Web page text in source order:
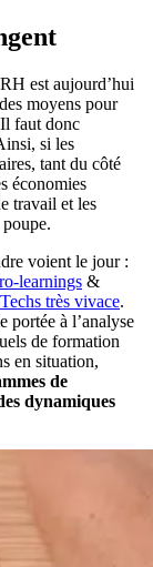
est aujourd’hui
moyens pour
faut donc
si les
tant du côté
économies
travail et les
voient le jour :
learnings &
très vivace.
portée à l’analyse
de formation
en situation,
de
dynamiques